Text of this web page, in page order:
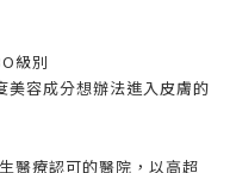
級別
美容成分想辦法進入皮膚的
醫療認可的醫院，以高超